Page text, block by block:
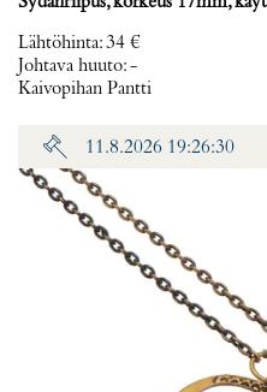
Lähtöhinta:34 €
Johtava huuto:-
Kaivopihan Pantti
11.8.2026 19:26:30